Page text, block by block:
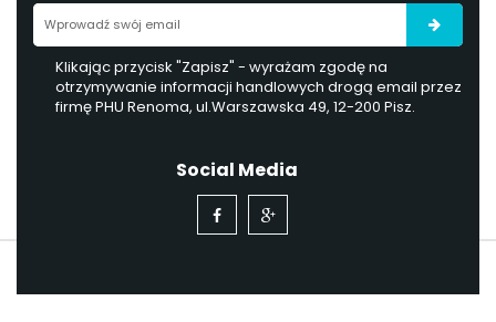
Klikając przycisk "Zapisz" - wyrażam zgodę na
otrzymywanie informacji handlowych drogą email przez
firmę PHU Renoma, ul.Warszawska 49, 12-200 Pisz.
Social Media